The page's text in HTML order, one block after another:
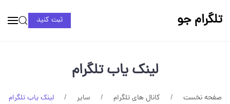
تلگرام جو ثبت کنید
لینک یاب تلگرام
صفحه نخست کانال های تلگرام سایر لینک یاب تلگرام